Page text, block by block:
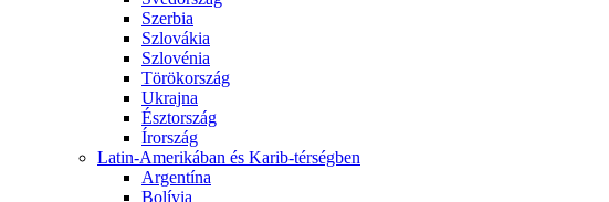
Szerbia
Szlovákia
Szlovénia
Törökország
Ukrajna
Észtország
Írország
Latin-Amerikában és Karib-térségben
Argentína
Bolívia